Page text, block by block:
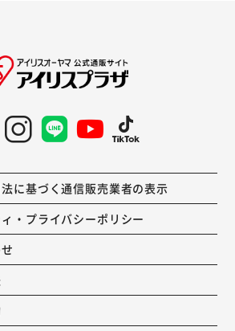
に基づく通信販売業者の表示
・プライバシーポリシー